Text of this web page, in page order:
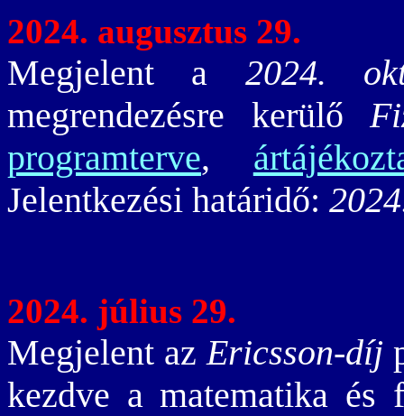
2024. augusztus 29.
Megjelent a 2024.
megrendezésre kerülő
programterve,
Jelentkezési határidő:
2024. július 29.
Megjelent azEricsson-díj
kezdve a matematika